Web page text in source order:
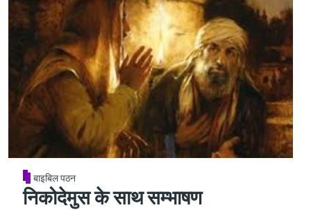
बाइबिल पठन
निकोदेमुस के साथ सम्भाषण